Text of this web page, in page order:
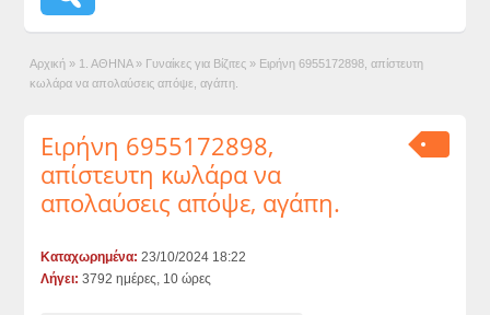
Αρχική » 1. ΑΘΗΝΑ » Γυναίκες για Βίζιτες » Ειρήνη 6955172898, απίστευτη
κωλάρα να απολαύσεις απόψε, αγάπη.
Ειρήνη 6955172898,
απίστευτη κωλάρα να
απολαύσεις απόψε, αγάπη.
Καταχωρημένα: 23/10/2024 18:22
Λήγει: 3792 ημέρες, 10 ώρες